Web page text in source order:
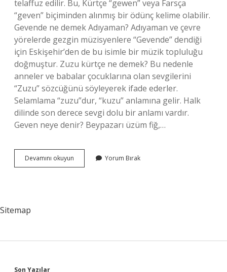
telaffuz edilir. Bu, Kürtçe “gewen” veya Farsça
“geven” biçiminden alınmış bir ödünç kelime olabilir.
Gevende ne demek Adıyaman? Adıyaman ve çevre
yörelerde gezgin müzisyenlere “Gevende” dendiği
için Eskişehir’den de bu isimle bir müzik topluluğu
doğmuştur. Zuzu kürtçe ne demek? Bu nedenle
anneler ve babalar çocuklarına olan sevgilerini
“Zuzu” sözcüğünü söyleyerek ifade ederler.
Selamlama “zuzu”dur, “kuzu” anlamına gelir. Halk
dilinde son derece sevgi dolu bir anlamı vardır.
Geven neye denir? Beypazarı üzüm fiğ,…
Devamını okuyun Gevende
Kürtçe
Yorum Bırak
Sitemap
Son Yazılar